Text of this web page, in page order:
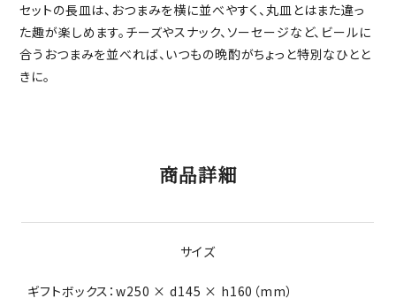
セットの長皿は、おつまみを横に並べやすく、丸皿とはまた違っ
た趣が楽しめます。チーズやスナック、ソーセージなど、ビールに
合うおつまみを並べれば、いつもの晩酌がちょっと特別なひとと
きに。
商品詳細
サイズ
ギフトボックス：w250 × d145 × h160（mm）